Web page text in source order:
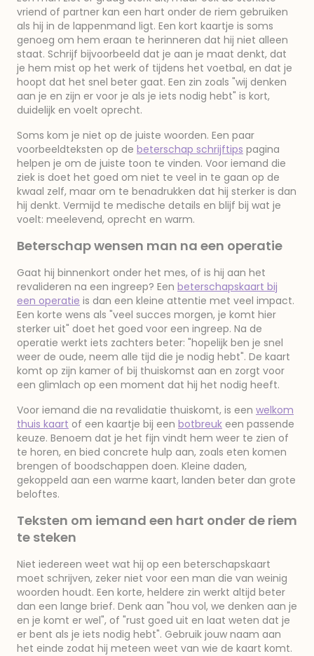
vriend of partner kan een hart onder de riem gebruiken
als hij in de lappenmand ligt. Een kort kaartje is soms
genoeg om hem eraan te herinneren dat hij niet alleen
staat. Schrijf bijvoorbeeld dat je aan je maat denkt, dat
je hem mist op het werk of tijdens het voetbal, en dat je
hoopt dat het snel beter gaat. Een zin zoals "wij denken
aan je en zijn er voor je als je iets nodig hebt" is kort,
duidelijk en voelt oprecht.
Soms kom je niet op de juiste woorden. Een paar
voorbeeldteksten op de beterschap schrijftips pagina
helpen je om de juiste toon te vinden. Voor iemand die
ziek is doet het goed om niet te veel in te gaan op de
kwaal zelf, maar om te benadrukken dat hij sterker is dan
hij denkt. Vermijd te medische details en blijf bij wat je
voelt: meelevend, oprecht en warm.
Beterschap wensen man na een operatie
Gaat hij binnenkort onder het mes, of is hij aan het
revalideren na een ingreep? Een beterschapskaart bij
een operatie is dan een kleine attentie met veel impact.
Een korte wens als "veel succes morgen, je komt hier
sterker uit" doet het goed voor een ingreep. Na de
operatie werkt iets zachters beter: "hopelijk ben je snel
weer de oude, neem alle tijd die je nodig hebt". De kaart
komt op zijn kamer of bij thuiskomst aan en zorgt voor
een glimlach op een moment dat hij het nodig heeft.
Voor iemand die na revalidatie thuiskomt, is een welkom
thuis kaart of een kaartje bij een botbreuk een passende
keuze. Benoem dat je het fijn vindt hem weer te zien of
te horen, en bied concrete hulp aan, zoals eten komen
brengen of boodschappen doen. Kleine daden,
gekoppeld aan een warme kaart, landen beter dan grote
beloftes.
Teksten om iemand een hart onder de riem
te steken
Niet iedereen weet wat hij op een beterschapskaart
moet schrijven, zeker niet voor een man die van weinig
woorden houdt. Een korte, heldere zin werkt altijd beter
dan een lange brief. Denk aan "hou vol, we denken aan je
en je komt er wel", of "rust goed uit en laat weten dat je
er bent als je iets nodig hebt". Gebruik jouw naam aan
het einde zodat hij meteen weet van wie de kaart komt.